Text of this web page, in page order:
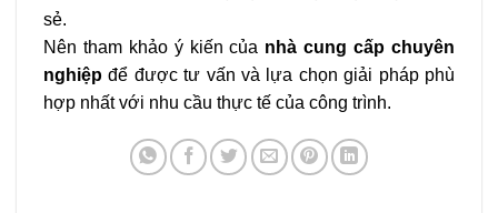
sẻ.
Nên tham khảo ý kiến của nhà cung cấp chuyên
nghiệp để được tư vấn và lựa chọn giải pháp phù
hợp nhất với nhu cầu thực tế của công trình.